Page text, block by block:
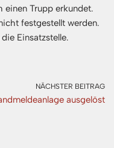
einen Trupp erkundet.
festgestellt werden.
Einsatzstelle.
NÄCHSTER BEITRAG
ausgelöst